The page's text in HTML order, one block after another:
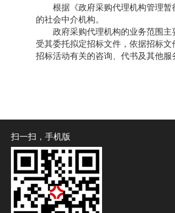
根据《政府采购代理机构管理暂
的社会中介机构。
政府采购代理机构的业务范围主
受其委托拟定招标文件，依据招标
招标活动有关的咨询、代书及其他服
扫一扫，手机版